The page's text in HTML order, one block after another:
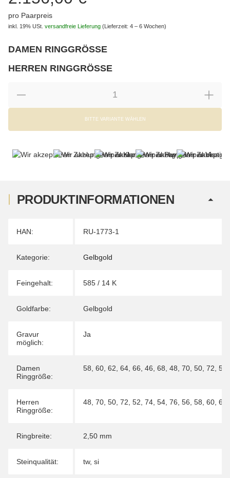
pro Paarpreis
inkl. 19% USt. versandfreie Lieferung (Lieferzeit: 4 – 6 Wochen)
DAMEN RINGGRÖSSE
HERREN RINGGRÖSSE
BITTE VARIANTE WÄHLEN
PRODUKTINFORMATIONEN
Produkteigenschaft
Wert
HAN: RU-1773-1
Kategorie: Gelbgold
Feingehalt: 585 / 14 K
Goldfarbe: Gelbgold
Gravur
möglich:
Ja
Damen
Ringgröße:
58 60 62 64 66 46 68 48 70 50 72 52
Herren
Ringgröße:
48 70 50 72 52 74 54 76 56 58 60 62
Ringbreite: 2,50 mm
Steinqualität: tw, si